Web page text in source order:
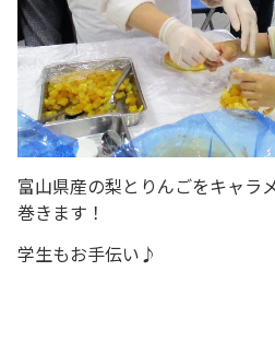
富山県産の梨とりんごをキャラ
巻きます！
学生もお手伝い♪